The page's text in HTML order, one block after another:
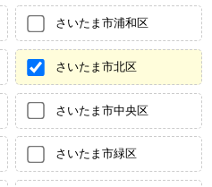
さいたま市浦和区
さいたま市北区
さいたま市中央区
さいたま市緑区